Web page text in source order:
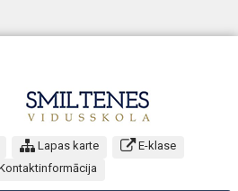
Lapas karte
E-klase